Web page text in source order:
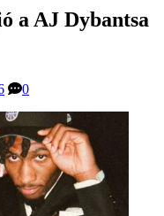
a AJ Dybantsa
0